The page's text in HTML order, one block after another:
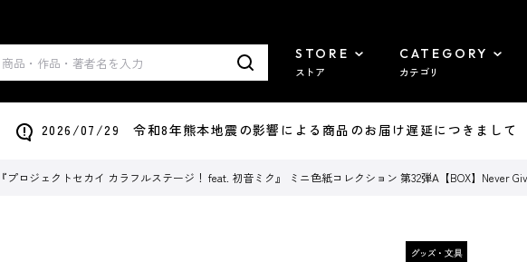
STORE
ストア
CATEGORY
カテゴリ
2026/07/29 令和8年熊本地震の影響による商品のお届け遅延につきまして
『プロジェクトセカイ カラフルステージ！ feat. 初音ミク』 ミニ色紙コレクション 第32弾A【BOX】Never